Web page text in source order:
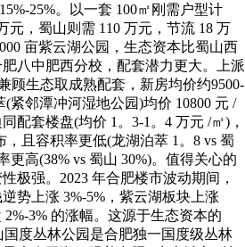
25%。以一套 100㎡刚需户型计
元，蜀山则需 110 万元，节流 18 万
亩紫云湖公园，生态资本比蜀山西
八中肥西分校，配套潜力更大。上派
顾生态取成熟配套，新房均价约9500-
(紧邻潭冲河湿地公园)均价 10800 元 /
配套楼盘(均价 1。3-1。4 万元 /㎡)，
，且容积率更低(龙湖泊萃 1。8 vs 蜀
更高(38% vs 蜀山 30%)。值得关心的
极强。2023 年合肥楼市波动期间，
势上涨 3%-5%，紫云湖板块上涨
3% 的涨幅。这源于生态资本的
度丛林公园是合肥独一国度级丛林